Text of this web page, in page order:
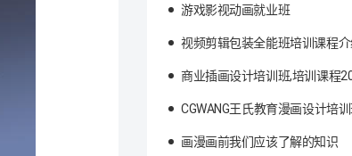
游戏影视动画就业班
视频剪辑包装全能班培训课程
商业插画设计培训班,培训课程
CGWANG王氏教育漫画设计培
画漫画前我们应该了解的知识